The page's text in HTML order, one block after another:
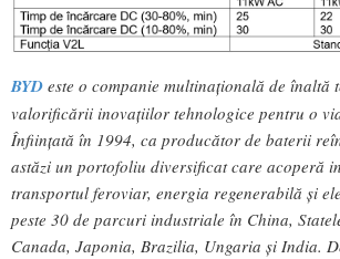
BYD este o companie multinațională de înaltă
valorificării inovațiilor tehnologice pentru o
Înființată în 1994, ca producător de baterii
astăzi un portofoliu diversificat care acoperă
transportul feroviar, energia regenerabilă și
peste 30 de parcuri industriale în China,
Canada, Japonia, Brazilia, Ungaria și India.